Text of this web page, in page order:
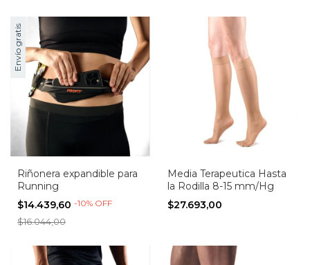
Envío gratis
Riñonera expandible para
Running
$14.439,60 -10% OFF
$16.044,00
Media Terapeutica Hasta
la Rodilla 8-15 mm/Hg
$27.693,00